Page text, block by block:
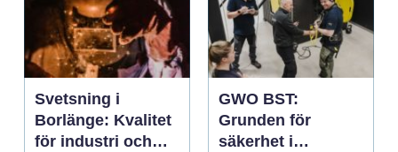
Svetsning i
Borlänge: Kvalitet
för industri och
GWO BST:
Grunden för
säkerhet i